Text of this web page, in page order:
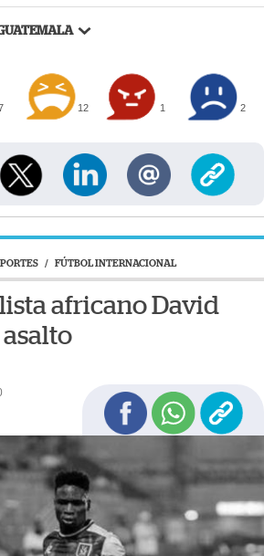
12 1 2
/ FÚTBOL INTERNACIONAL
africano David